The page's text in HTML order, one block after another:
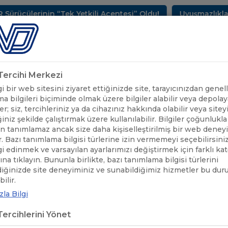
“Tek Yetkili Acentesi” Oldu! Uyuşmazlıkların
SEKTÖREL BİLGİLER UND YAYINLARI
ÖNEMLİ DUYURULAR / İHRACAT BEYANNAMELERİNİN
BEYANNAMELERİNİN
Merkezi
bir web sitesini ziyaret ettiğinizde site, tarayıcınızdan
bilgileri biçiminde olmak üzere bilgiler alabilir veya
siz, tercihleriniz ya da cihazınız hakkında olabilir veya siteyi
şekilde çalıştırmak üzere kullanılabilir. Bilgiler
tanımlamaz ancak size daha kişiselleştirilmiş bir web
Bazı tanımlama bilgisi türlerine izin vermemeyi
edinmek ve varsayılan ayarlarımızı değiştirmek için farklı
tıklayın. Bununla birlikte, bazı tanımlama bilgisi türlerini
site deneyiminiz ve sunabildiğimiz hizmetler bu
Bilgi
Yönet